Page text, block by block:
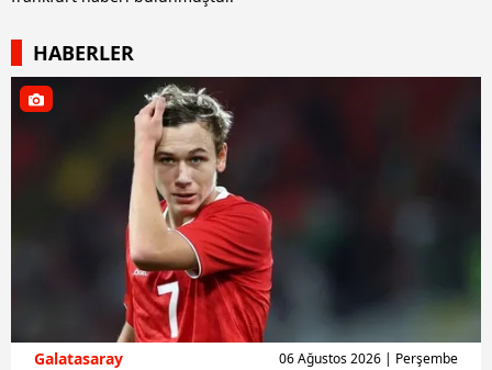
HABERLER
Galatasaray 06 Ağustos 2026 | Perşembe